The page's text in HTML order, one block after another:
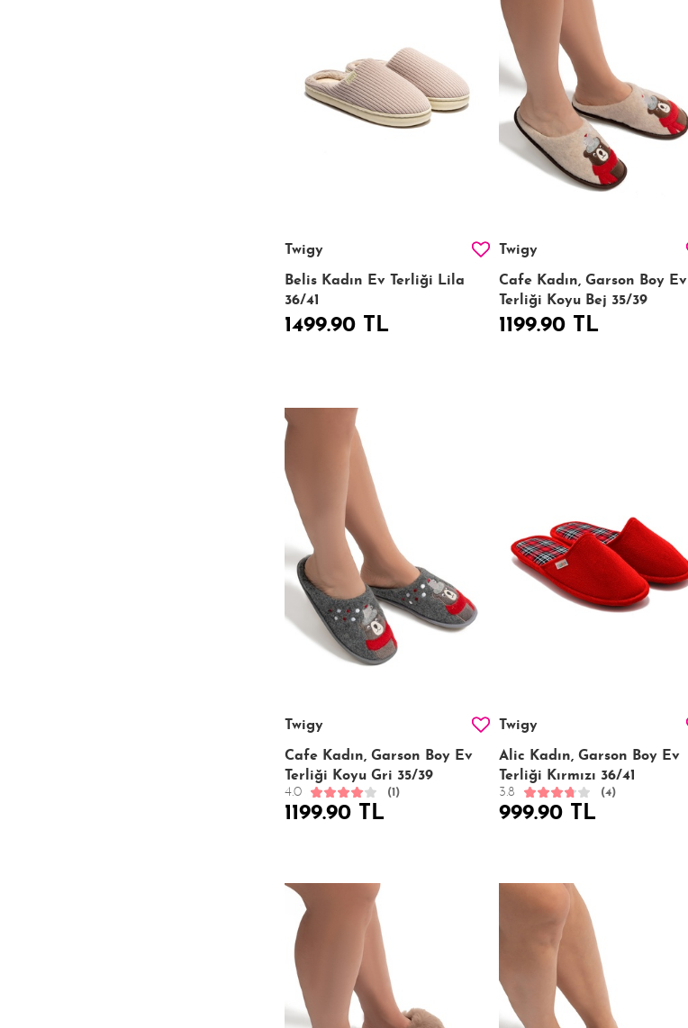
Twigy
Belis Kadın Ev Terliği Lila
36/41
1499.90 TL
Twigy
Cafe Kadın, Garson Boy Ev
Terliği Koyu Bej 35/39
1199.90 TL
Twigy
Cafe Kadın, Garson Boy Ev
Terliği Koyu Gri 35/39
4.0 (1)
1199.90 TL
Twigy
Alic Kadın, Garson Boy Ev
Terliği Kırmızı 36/41
3.8 (4)
999.90 TL